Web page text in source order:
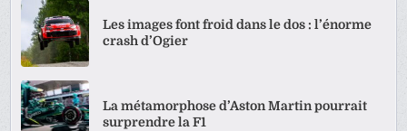
Les images font froid dans le dos : l’énorme
crash d’Ogier
La métamorphose d’Aston Martin pourrait
surprendre la F1